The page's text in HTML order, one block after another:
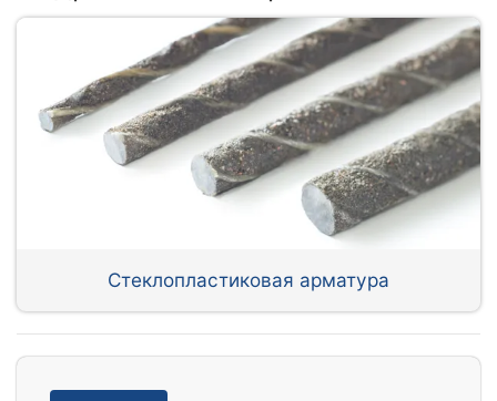
Стеклопластиковая арматура